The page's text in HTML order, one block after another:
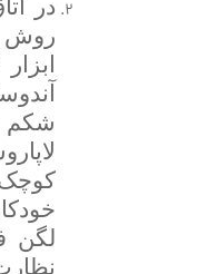
در
روش
شکم
لگن